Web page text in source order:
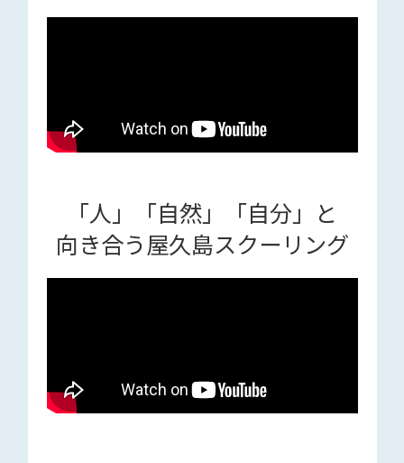
「人」「自然」「自分」と
向き合う屋久島スクーリング